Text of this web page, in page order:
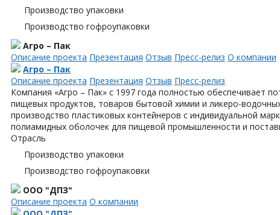
Производство упаковки
Производство гофроупаковки
Агро – Пак
Описание проекта Презентация Отзыв Пресс-релиз О компании
Агро – Пак
Описание проекта Презентация Отзыв Пресс-релиз
Компания «Агро – Пак» с 1997 года полностью обеспечивает
пищевых продуктов, товаров бытовой химии и ликеро-
производство пластиковых контейнеров с индивидуальной
полиамидных оболочек для пищевой промышленности и
Отрасль
Производство упаковки
Производство гофроупаковки
ООО "ДПЗ"
Описание проекта О компании